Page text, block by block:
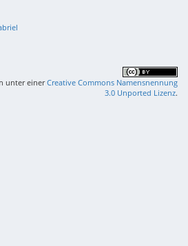
unter einerCreative Commons Namensnennung
3.0 Unported Lizenz.